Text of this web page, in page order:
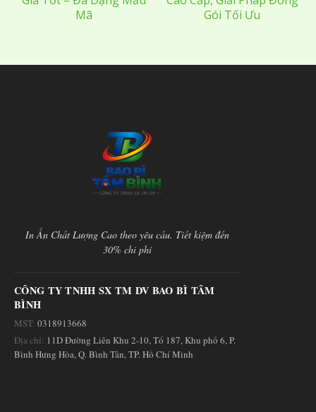
Mã
Gói Tối Ưu
In Ấn Chất Lượng Cao theo yêu cầu. Tiết kiệm đến
30% chi phí
CÔNG TY TNHH SX TM DV BAO BÌ TÂM
BÌNH
MST: 0318913668
Địa chỉ: 11D Đường Liên Khu 2-10, Tổ 187, Khu phố 6, P.
Bình Hưng Hòa, Q. Bình Tân, TP. Hồ Chí Minh